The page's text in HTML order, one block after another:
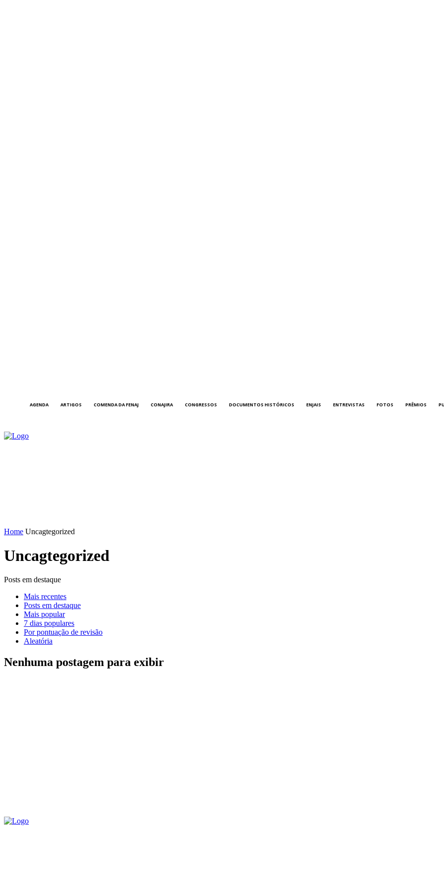
AGENDA ARTIGOS COMENDA DA FENAJ CONAJIRA CONGRESSOS DOCUMENTOS HISTÓRICOS ENJAIS ENTREVISTAS FOTOS PRÊMIOS
Home Uncagtegorized
Uncagtegorized
Posts em destaque
Mais recentes
Posts em destaque
Mais popular
7 dias populares
Por pontuação de revisão
Aleatória
Nenhuma postagem para exibir